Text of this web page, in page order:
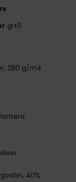
grt0
280 g/m4
40%